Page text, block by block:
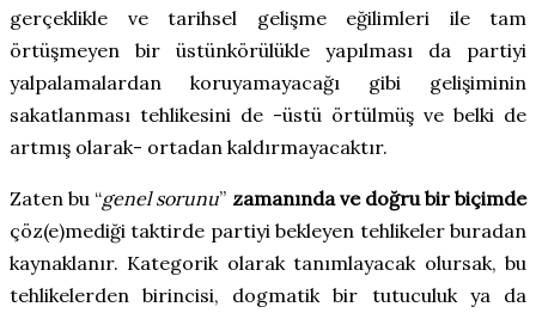
gerçeklikle ve tarihsel gelişme eğilimleri ile tam
örtüşmeyen bir üstünkörülükle yapılması da partiyi
yalpalamalardan koruyamayacağı gibi gelişiminin
sakatlanması tehlikesini de -üstü örtülmüş ve belki de
artmış olarak- ortadan kaldırmayacaktır.
Zaten bu “genel sorunu” zamanında ve doğru bir biçimde
çöz(e)mediği taktirde partiyi bekleyen tehlikeler buradan
kaynaklanır. Kategorik olarak tanımlayacak olursak, bu
tehlikelerden birincisi, dogmatik bir tutuculuk ya da